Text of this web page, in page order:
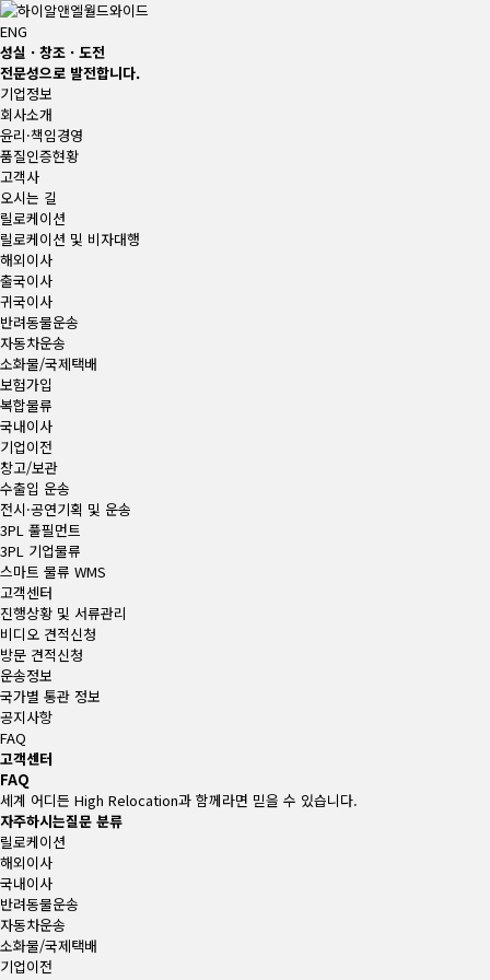
ENG
성실 · 창조 · 도전
전문성으로 발전합니다.
기업정보
회사소개
윤리·책임경영
품질인증현황
고객사
오시는 길
릴로케이션
릴로케이션 및 비자대행
해외이사
출국이사
귀국이사
반려동물운송
자동차운송
소화물/국제택배
보험가입
복합물류
국내이사
기업이전
창고/보관
수출입 운송
전시·공연기획 및 운송
3PL 풀필먼트
3PL 기업물류
스마트 물류 WMS
고객센터
진행상황 및 서류관리
비디오 견적신청
방문 견적신청
운송정보
국가별 통관 정보
공지사항
FAQ
고객센터
FAQ
세계 어디든 High Relocation과 함께라면 믿을 수 있습니다.
자주하시는질문 분류
릴로케이션
해외이사
국내이사
반려동물운송
자동차운송
소화물/국제택배
기업이전